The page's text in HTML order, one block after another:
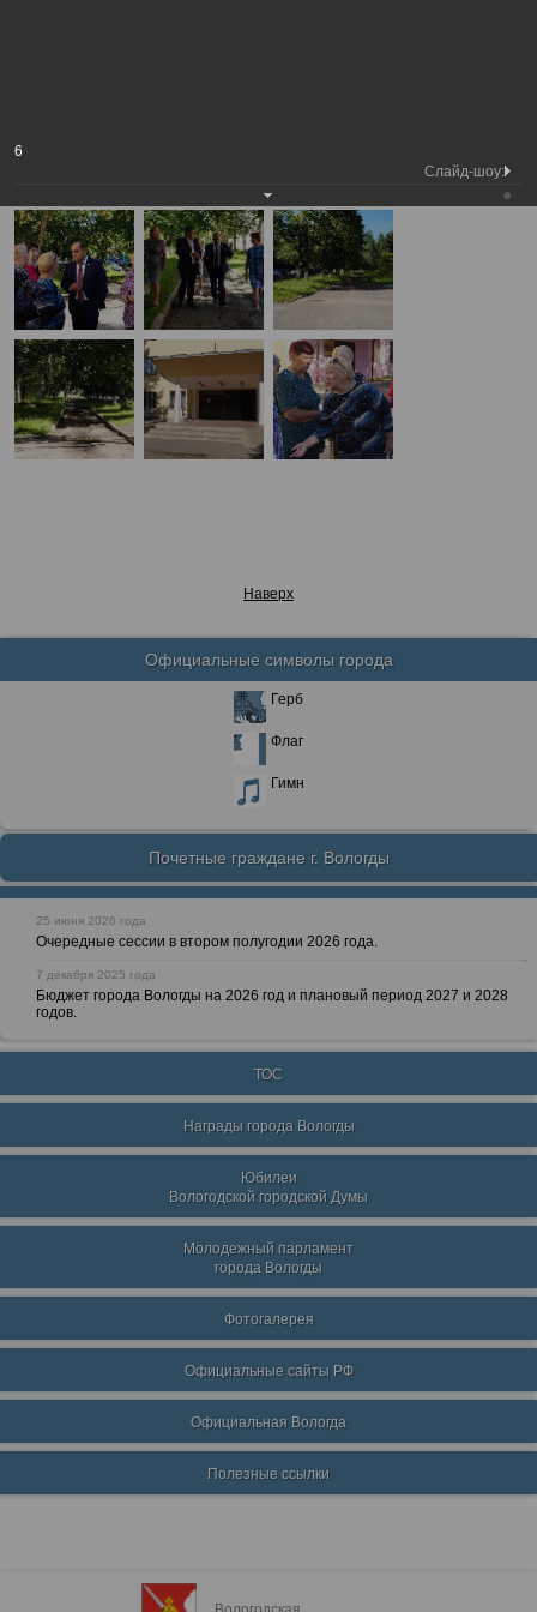
среда" в село Молочное
Наверх
Официальные символы города
Герб
Флаг
Гимн
Почетные граждане г. Вологды
25 июня 2026 года
Очередные сессии в втором полугодии 2026 года.
7 декабря 2025 года
Бюджет города Вологды на 2026 год и плановый период 2027 и 2028
годов.
ТОС
Награды города Вологды
Юбилеи
Вологодской городской Думы
Молодежный парламент
города Вологды
Фотогалерея
Официальные сайты РФ
Официальная Вологда
Полезные ссылки
6
Слайд-шоу: